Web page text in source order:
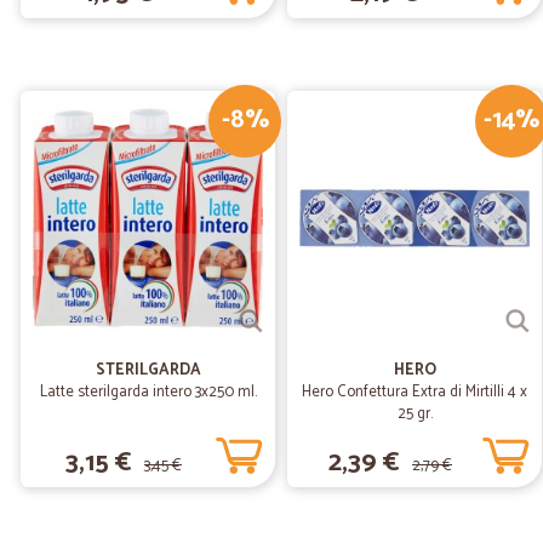
-8%
STERILGARDA
Latte sterilgarda intero 3x250 ml.
3,15 € 3,45 €
-14%
HERO
Hero Confettura Extra di Mirtilli 4 x
25 gr.
2,39 € 2,79 €